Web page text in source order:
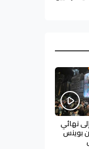
نهائي
بوينس